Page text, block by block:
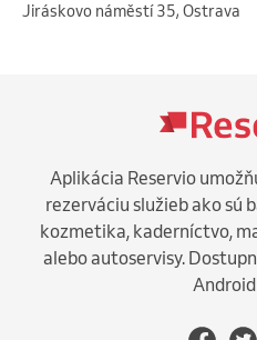
Jiráskovo náměstí 35, Ostrava
Aplikácia Reservio
rezerváciu služieb ako sú
kozmetika, kaderníctvo,
alebo autoservisy.
Android